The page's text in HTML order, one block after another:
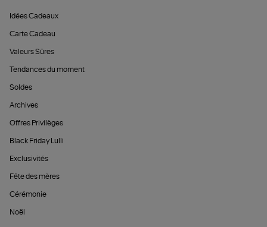
Idées Cadeaux
Carte Cadeau
Valeurs Sûres
Tendances du moment
Soldes
Archives
Offres Privilèges
Black Friday Lulli
Exclusivités
Fête des mères
Cérémonie
Noël